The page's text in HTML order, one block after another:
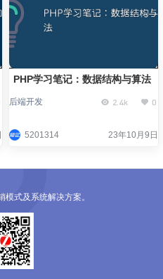
PHP学习笔记：数据结构与算法
后端开发 2.4k 0
5201314 23年10月9日
式及系统解决方案。